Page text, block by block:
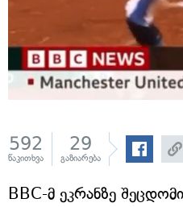
592
წაკითხვა
29
გაზიარება
BBC-მ ეკრანზე